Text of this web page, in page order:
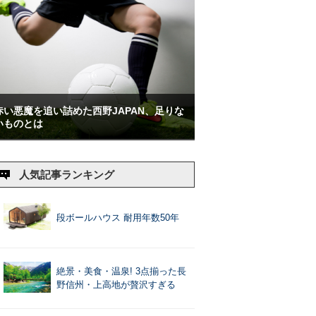
い悪魔を追い詰めた西野JAPAN、足りな
ものとは
人気記事ランキング
段ボールハウス 耐用年数50年
絶景・美食・温泉! 3点揃った長
野信州・上高地が贅沢すぎる